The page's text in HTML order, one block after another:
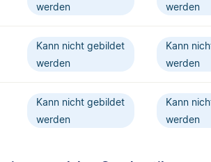
werden
werden
Kann nicht gebildet
werden
Kann
werden
Kann nicht gebildet
werden
Kann
werden